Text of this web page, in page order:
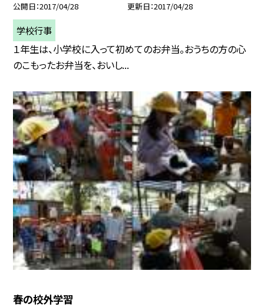
公開日 2017/04/28 更新日 2017/04/28
学校行事
１年生は、小学校に入って初めてのお弁当。おうちの方の心
のこもったお弁当を、おいし...
春の校外学習